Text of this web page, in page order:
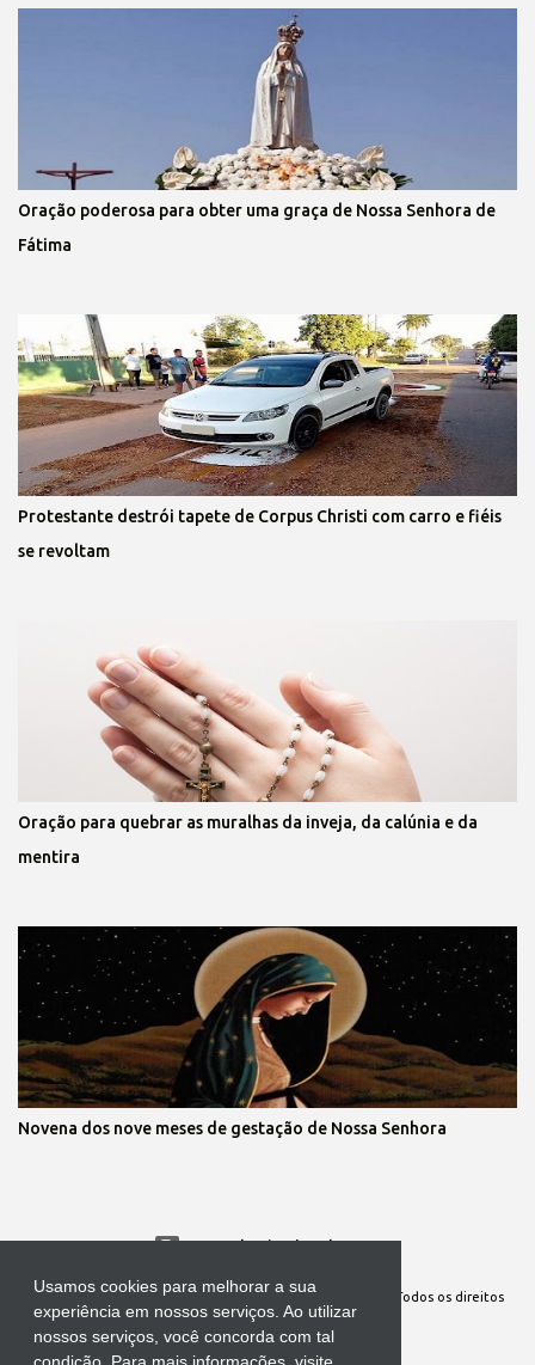
Usamos cookies para melhorar a sua
experiência em nossos serviços. Ao utilizar
nossos serviços, você concorda com tal
Oração poderosa para obter uma graça de Nossa Senhora de
Fátima
Protestante destrói tapete de Corpus Christi com carro e fiéis
se revoltam
Oração para quebrar as muralhas da inveja, da calúnia e da
mentira
Novena dos nove meses de gestação de Nossa Senhora
Site Oficial da Comunidade Nossa Senhora cuida de mim. Todos os direitos
reservados